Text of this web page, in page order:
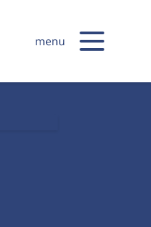
menu